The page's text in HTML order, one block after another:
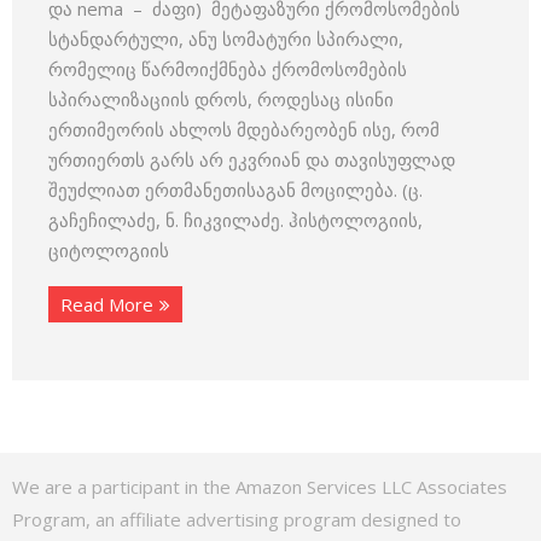
და nema – ძაფი) მეტაფაზური ქრომოსომების
სტანდარტული, ანუ სომატური სპირალი,
რომელიც წარმოიქმნება ქრომოსომების
სპირალიზაციის დროს, როდესაც ისინი
ერთიმეორის ახლოს მდებარეობენ ისე, რომ
ურთიერთს გარს არ ეკვრიან და თავისუფლად
შეუძლიათ ერთმანეთისაგან მოცილება. (ც.
გაჩეჩილაძე, ნ. ჩიკვილაძე. ჰისტოლოგიის,
ციტოლოგიის
Read More
We are a participant in the Amazon Services LLC Associates
Program, an affiliate advertising program designed to